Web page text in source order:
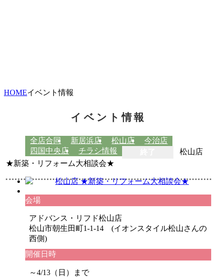
HOMEイベント情報
イベント情報
全店合同 新居浜店 松山店
今治店
四国中央店
チラシ情報
松山店
★新築・リフォーム大相談会★
会場
アドバンス・リフド松山店
松山市朝生田町1-1-14 (イオンスタイル松山さんの
西側)
開催日時
～4/13（日）まで